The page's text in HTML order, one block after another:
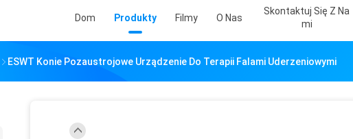
Dom Produkty Filmy O Nas
Skontaktuj Się Z Na
Mi
ESWT Konie Pozaustrojowe Urządzenie Do Terapii Falami Uderzeniowymi